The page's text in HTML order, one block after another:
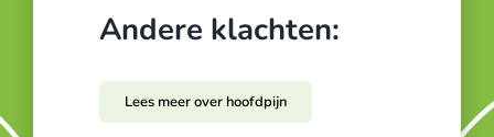
Andere klachten:
Lees meer over hoofdpijn